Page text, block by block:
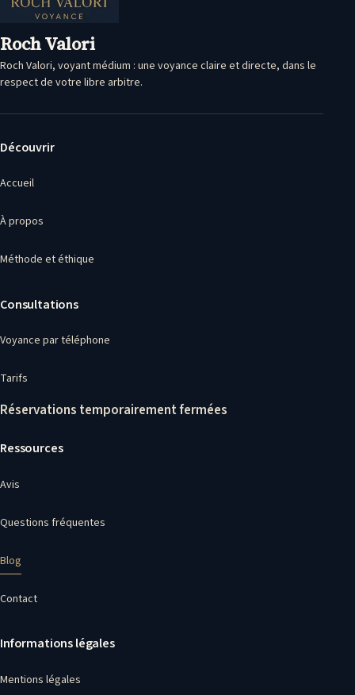
Roch Valori
Roch Valori, voyant médium : une voyance claire et directe, dans le
respect de votre libre arbitre.
Découvrir
Accueil
À propos
Méthode et éthique
Consultations
Voyance par téléphone
Tarifs
Réservations temporairement fermées
Ressources
Avis
Questions fréquentes
Blog
Contact
Informations légales
Mentions légales